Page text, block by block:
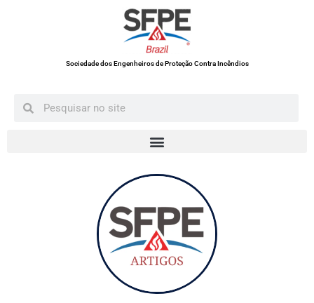
Sociedade dos Engenheiros de Proteção Contra Incêndios